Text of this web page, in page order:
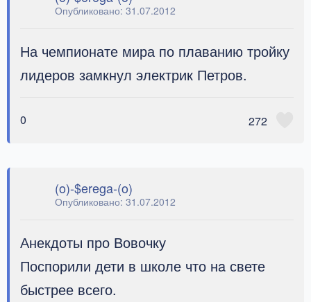
Опубликовано: 31.07.2012
На чемпионате мира по плаванию тройку
лидеров замкнул электрик Петров.
0 272
(o)-$erega-(o)
Опубликовано: 31.07.2012
Анекдоты про Вовочку
Поспорили дети в школе что нa свете
быстрее всего.